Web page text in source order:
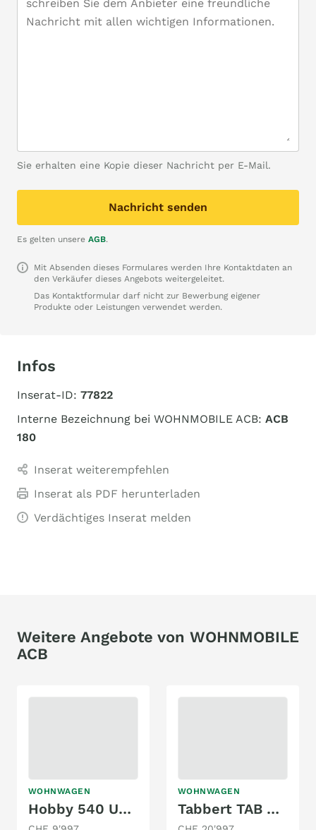
Sie erhalten eine Kopie dieser Nachricht per E-Mail.
Nachricht senden
Es gelten unsere AGB.
Mit Absenden dieses Formulares werden Ihre Kontaktdaten an
den Verkäufer dieses Angebots weitergeleitet.
Das Kontaktformular darf nicht zur Bewerbung eigener
Produkte oder Leistungen verwendet werden.
Infos
Inserat-ID: 77822
Interne Bezeichnung bei WOHNMOBILE ACB: ACB
180
Inserat weiterempfehlen
Inserat als PDF herunterladen
Verdächtiges Inserat melden
Weitere Angebote von WOHNMOBILE
ACB
WOHNWAGEN
Hobby 540 UF EXCELLENT
WOHNWAGEN
Tabbert TAB 400